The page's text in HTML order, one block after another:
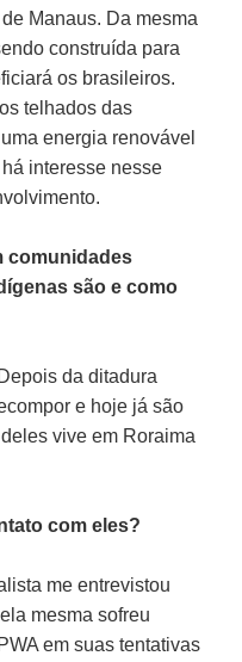
Manaus. Da mesma
construída para
os brasileiros.
telhados das
energia renovável
interesse nesse
comunidades
são e como
da ditadura
e hoje já são
vive em Roraima
com eles?
me entrevistou
mesma sofreu
em suas tentativas